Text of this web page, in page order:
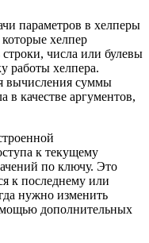
параметров в хелперы
хелпер
числа или булевы
работы хелпера.
вычисления суммы
в качестве аргументов,
к текущему
по ключу. Это
к последнему или
нужно изменить
дополнительных